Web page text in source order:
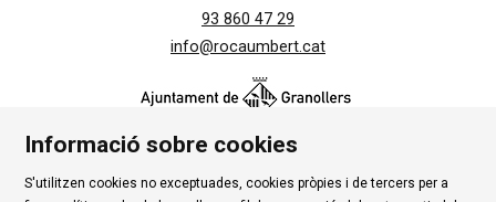
93 860 47 29
info@rocaumbert.cat
Informació sobre cookies
S'utilitzen cookies no exceptuades, cookies pròpies i de tercers per a